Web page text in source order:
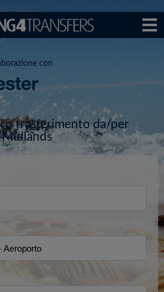
con
trasferimento da/per